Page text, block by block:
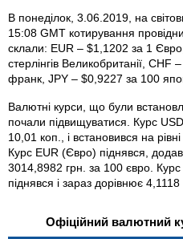
В понеділок, 3.06.2019, на
15:08 GMT котирування
склали: EUR – $1,1202 за 1
стерлінгів Велико­британії,
франк, JPY – $0,9227 за 100
Валютні курси, що були
почали підвищуватися. Курс
10,01 коп., і встановився на
Курс EUR (Євро) піднявся,
3014,8982 грн. за 100 євро. Курс
піднявся і зараз дорівнює 4,1118
Офіційний валютний